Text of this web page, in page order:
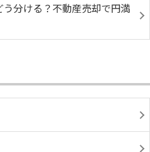
分ける？不動産売却で円満